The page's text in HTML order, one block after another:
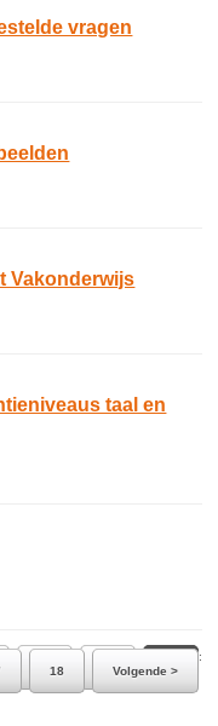
vragen
Vakonderwijs
taal en
Ga naar pagina:
12 13 14
18 Volgende >